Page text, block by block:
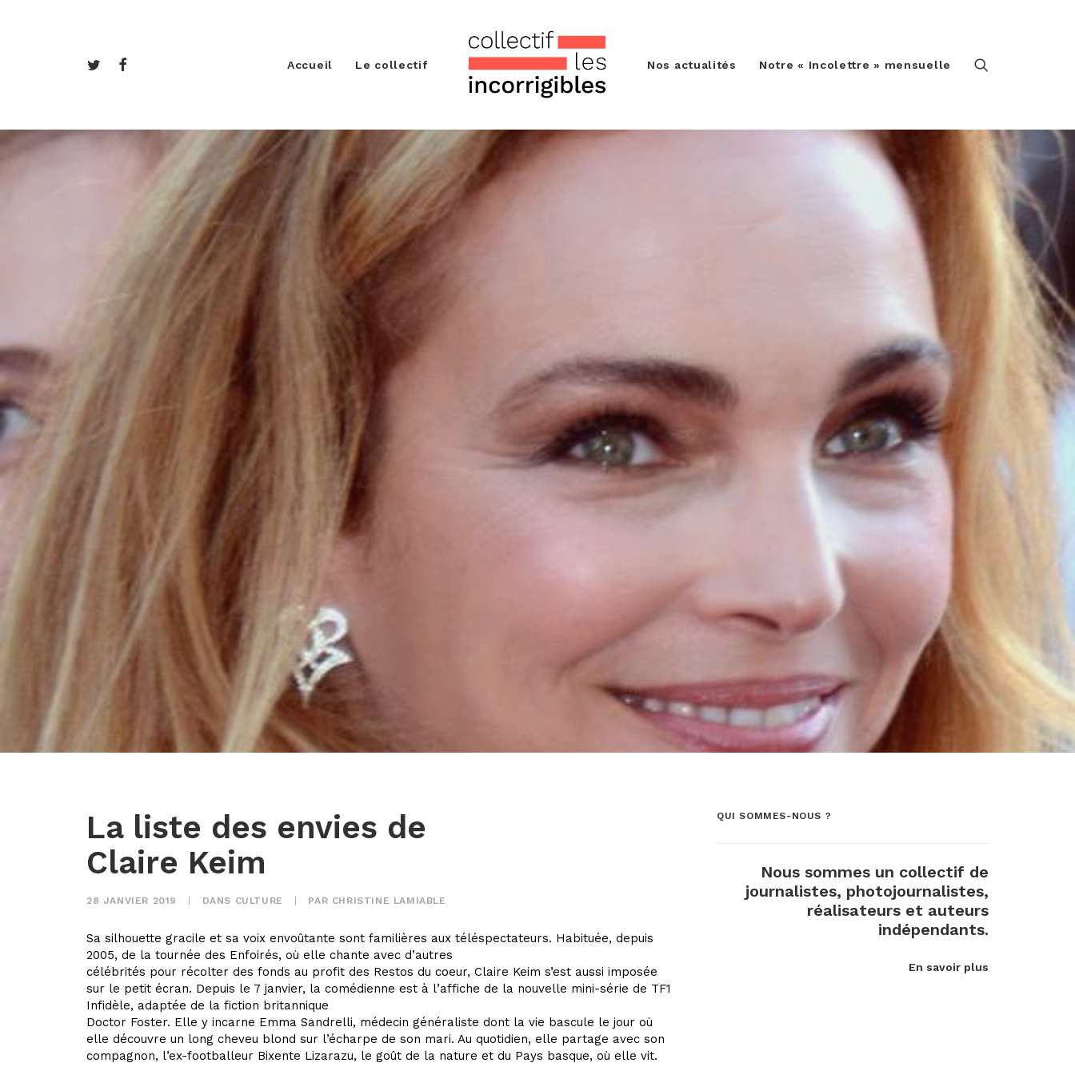
Accueil Le collectif Nos actualités Notre « Incolettre » mensuelle
La liste des envies de
Claire Keim
28 JANVIER 2019 DANS CULTURE PAR CHRISTINE LAMIABLE
Sa silhouette gracile et sa voix envoûtante sont familières aux téléspectateurs. Habituée, depuis
2005, de la tournée des Enfoirés, où elle chante avec d’autres
célébrités pour récolter des fonds au profit des Restos du coeur, Claire Keim s’est aussi imposée
sur le petit écran. Depuis le 7 janvier, la comédienne est à l’affiche de la nouvelle mini-série de TF1
Infidèle, adaptée de la fiction britannique
Doctor Foster. Elle y incarne Emma Sandrelli, médecin généraliste dont la vie bascule le jour où
elle découvre un long cheveu blond sur l’écharpe de son mari. Au quotidien, elle partage avec son
compagnon, l’ex-footballeur Bixente Lizarazu, le goût de la nature et du Pays basque, où elle vit.
QUI SOMMES-NOUS ?
Nous sommes un collectif de
journalistes, photojournalistes,
réalisateurs et auteurs
indépendants.
En savoir plus